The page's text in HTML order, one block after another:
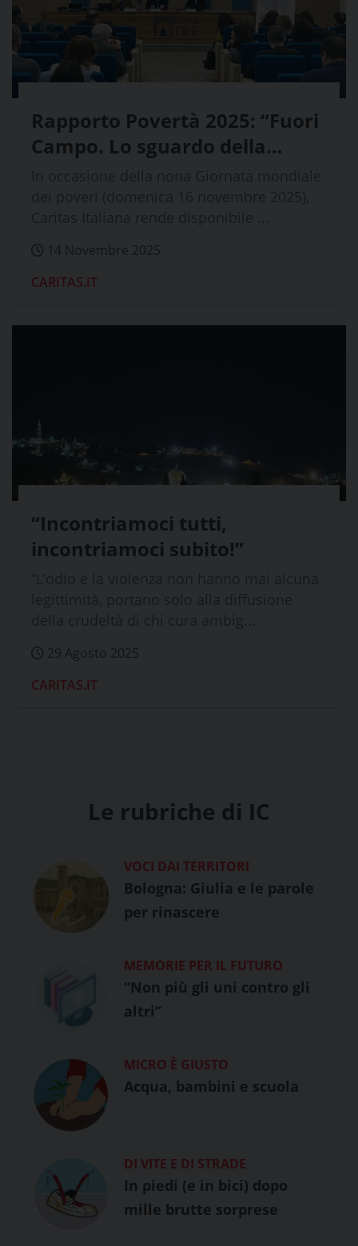
Rapporto Povertà 2025: “Fuori
Campo. Lo sguardo della
14 Novembre 2025
CARITAS.IT
“Incontriamoci tutti,
incontriamoci subito!”
29 Agosto 2025
CARITAS.IT
Le rubriche di IC
VOCI DAI TERRITORI
Bologna: Giulia e le parole
per rinascere
MEMORIE PER IL FUTURO
“Non più gli uni contro gli
altri”
MICRO È GIUSTO
Acqua, bambini e scuola
DI VITE E DI STRADE
In piedi (e in bici) dopo
mille brutte sorprese